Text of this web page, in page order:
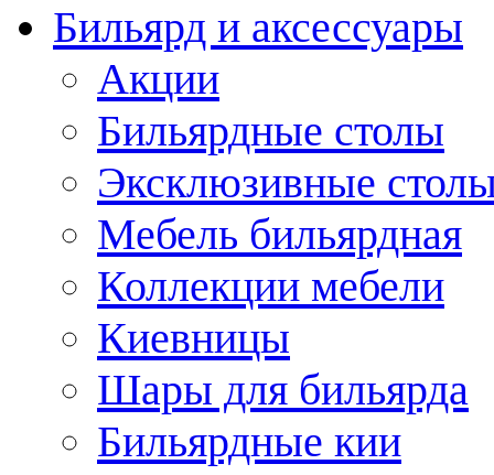
Бильярд и аксессуары
Акции
Бильярдные столы
Эксклюзивные
Мебель бильярдная
Коллекции мебели
Киевницы
Шары для бильярда
Бильярдные кии